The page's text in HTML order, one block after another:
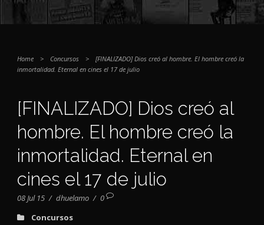
Home > Concursos >
[FINALIZADO] Dios creó al hombre. El hombre creó la
inmortalidad. Eternal en cines el 17 de julio
[FINALIZADO] Dios creó al
hombre. El hombre creó la
inmortalidad. Eternal en
cines el 17 de julio
08 Jul 15 / dhuelamo / 0
Concursos